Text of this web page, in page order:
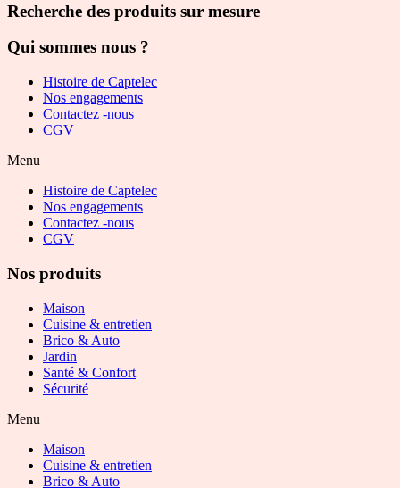
Recherche des produits sur mesure
Qui sommes nous ?
Histoire de Captelec
Nos engagements
Contactez -nous
CGV
Menu
Histoire de Captelec
Nos engagements
Contactez -nous
CGV
Nos produits
Maison
Cuisine & entretien
Brico & Auto
Jardin
Santé & Confort
Sécurité
Menu
Maison
Cuisine & entretien
Brico & Auto